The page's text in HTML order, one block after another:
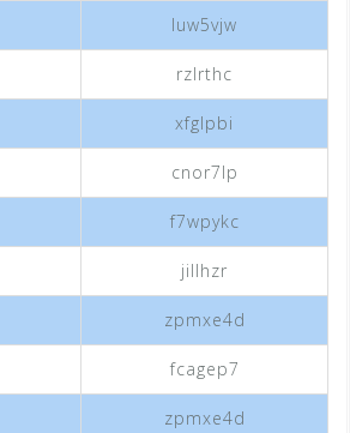
luw5vjw
rzlrthc
xfglpbi
cnor7lp
f7wpykc
jillhzr
zpmxe4d
fcagep7
zpmxe4d